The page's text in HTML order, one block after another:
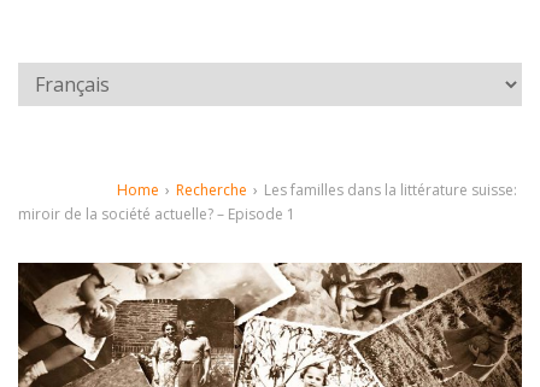
Home › Recherche › Les familles dans la littérature suisse:
miroir de la société actuelle? – Episode 1